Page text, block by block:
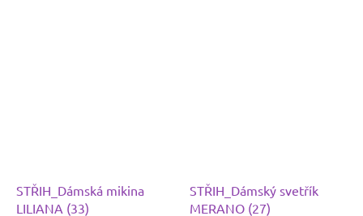
STŘIH_Dámská mikina
LILIANA (33)
STŘIH_Dámský svetřík
MERANO (27)